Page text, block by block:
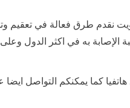
نقدم طرق فعالة في تعقيم
به في اكثر الدول
كما يمكنكم التواصل ايضا